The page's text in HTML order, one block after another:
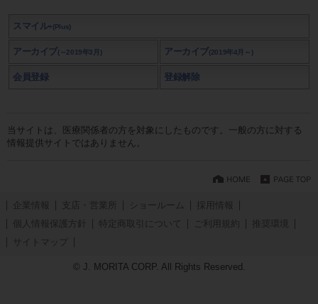
スマイル+(Plus)
アーカイブ(～2019年3月) アーカイブ(2019年4月～)
会員登録 登録解除
当サイトは、医療関係者の方を対象にしたものです。一般の方に対する
情報提供サイトではありません。
企業情報 支店・営業所 ショールーム
採用情報
個人情報保護方針
特定商取引について ご利用規約
推奨環境
サイトマップ
© J. MORITA CORP. All Rights Reserved.